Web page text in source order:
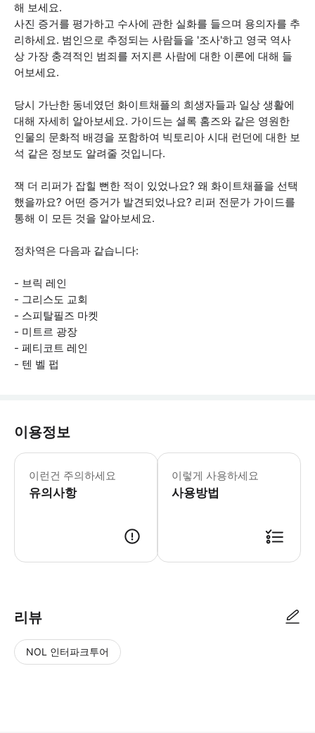
해 보세요.
사진 증거를 평가하고 수사에 관한 실화를 들으며 용의자를 추
리하세요. 범인으로 추정되는 사람들을 '조사'하고 영국 역사
상 가장 충격적인 범죄를 저지른 사람에 대한 이론에 대해 들
어보세요.
당시 가난한 동네였던 화이트채플의 희생자들과 일상 생활에
대해 자세히 알아보세요. 가이드는 셜록 홈즈와 같은 영원한
인물의 문화적 배경을 포함하여 빅토리아 시대 런던에 대한 보
석 같은 정보도 알려줄 것입니다.
잭 더 리퍼가 잡힐 뻔한 적이 있었나요? 왜 화이트채플을 선택
했을까요? 어떤 증거가 발견되었나요? 리퍼 전문가 가이드를
통해 이 모든 것을 알아보세요.
정차역은 다음과 같습니다:
- 브릭 레인
- 그리스도 교회
- 스피탈필즈 마켓
- 미트르 광장
- 페티코트 레인
- 텐 벨 펍
이용정보
이런건 주의하세요
유의사항
- 만 18세 미만 참가자는 반드시 성인
이렇게 사용하세요
사용방법
리뷰
NOL 인터파크투어